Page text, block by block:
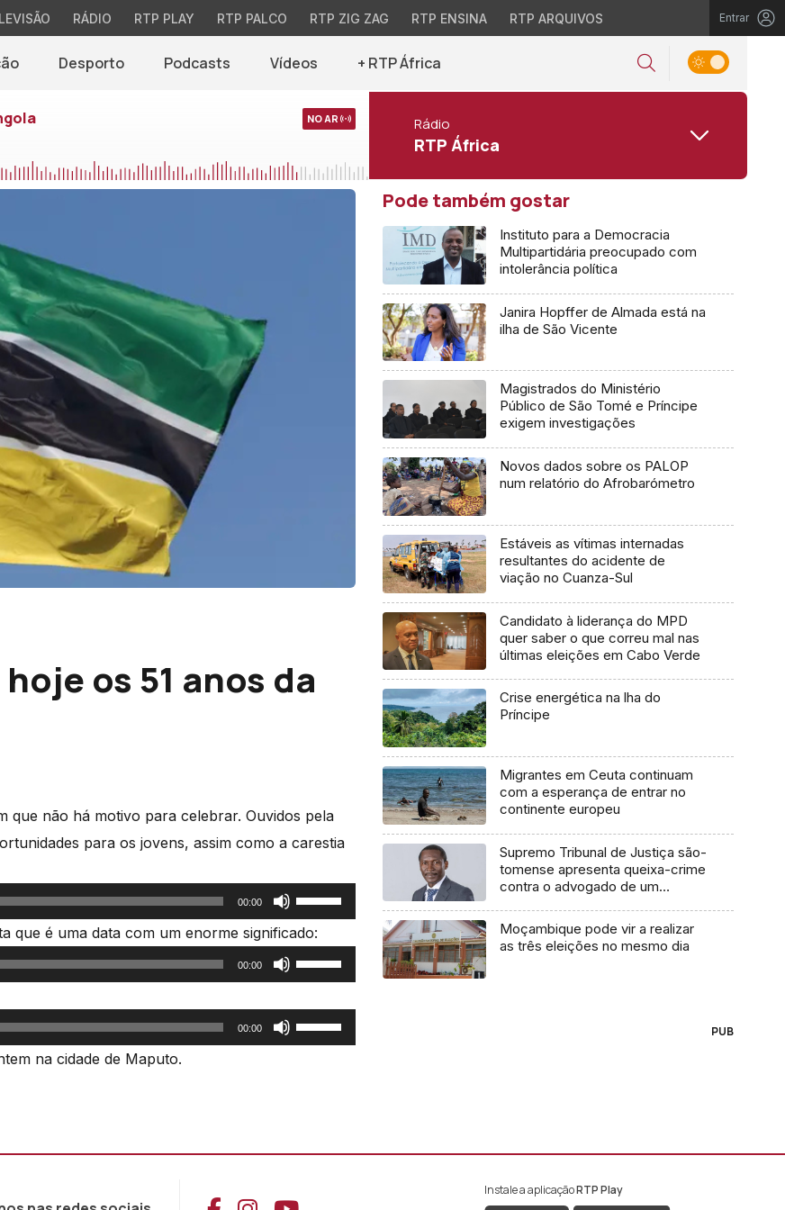
RÁDIO RTP PLAY RTP PALCO RTP ZIG ZAG RTP ENSINA RTP ARQUIVOS Entrar
Desporto Podcasts Vídeos + RTP África
NO AR Rádio
RTP África
os 51 anos da
que não há motivo para celebrar. Ouvidos pela
para os jovens, assim como a carestia
00:00
Use
as
setas
aumentar
que é uma data com um enorme significado:
00:00
Use
as
setas
volume.
00:00
Use
as
aumentar
na cidade de Maputo.
Pode também gostar
Instituto para a Democracia
Multipartidária preocupado com
intolerância política
Janira Hopffer de Almada está na
ilha de São Vicente
Magistrados do Ministério
Público de São Tomé e Príncipe
exigem investigações
Novos dados sobre os PALOP
num relatório do Afrobarómetro
Estáveis as vítimas internadas
resultantes do acidente de
viação no Cuanza-Sul
Candidato à liderança do MPD
quer saber o que correu mal nas
últimas eleições em Cabo Verde
Crise energética na lha do
Príncipe
Migrantes em Ceuta continuam
com a esperança de entrar no
continente europeu
Supremo Tribunal de Justiça são-
tomense apresenta queixa-crime
contra o advogado de um
Moçambique pode vir a realizar
as três eleições no mesmo dia
PUB
Instale a aplicaçãoRTP Play